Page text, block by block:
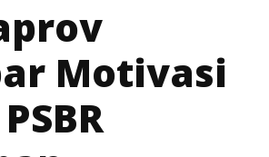
Motivasi